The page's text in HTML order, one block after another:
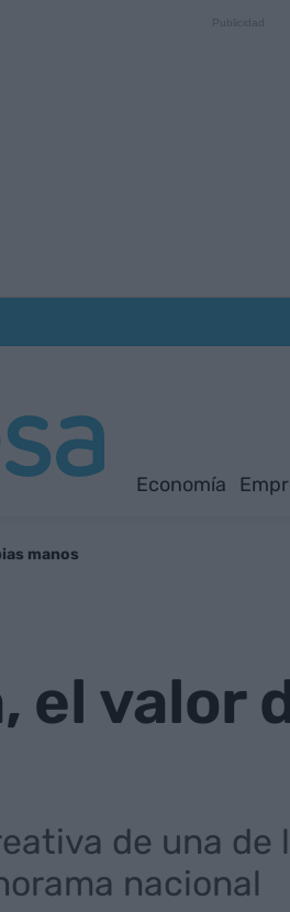
Economía
manos
el valor
de una
nacional